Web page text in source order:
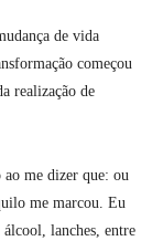
de vida
começou
realização de
me dizer que: ou
me marcou. Eu
lanches, entre